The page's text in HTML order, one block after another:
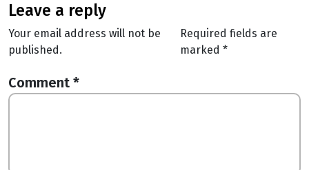
leave a reply
Your email address will not be
published.
Required fields are
marked *
Comment *